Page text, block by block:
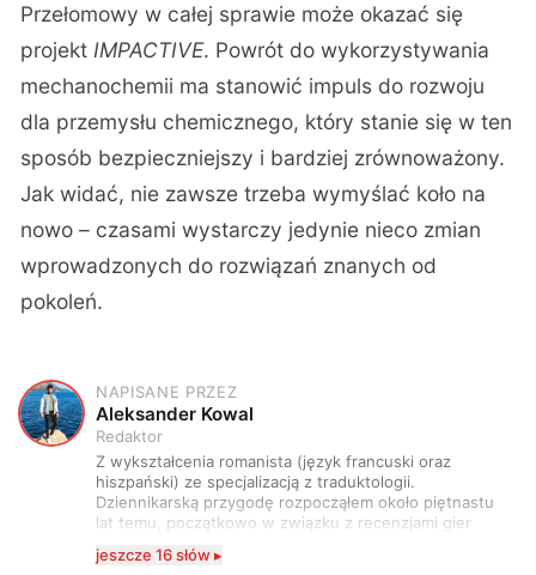
Przełomowy w całej sprawie może okazać się
projekt IMPACTIVE. Powrót do wykorzystywania
mechanochemii ma stanowić impuls do rozwoju
dla przemysłu chemicznego, który stanie się w ten
sposób bezpieczniejszy i bardziej zrównoważony.
Jak widać, nie zawsze trzeba wymyślać koło na
nowo – czasami wystarczy jedynie nieco zmian
wprowadzonych do rozwiązań znanych od
pokoleń.
A
NAPISANE PRZEZ
Aleksander Kowal
Redaktor
Z wykształcenia romanista (język francuski oraz
hiszpański) ze specjalizacją z traduktologii.
Dziennikarską przygodę rozpocząłem około piętnastu
lat temu, początkowo w związku z recenzjami gier
komputerowych i filmów. Obecnie publikuję
zdecydowanie częściej na tematy związane z nauką
jeszcze 16 słów ▸